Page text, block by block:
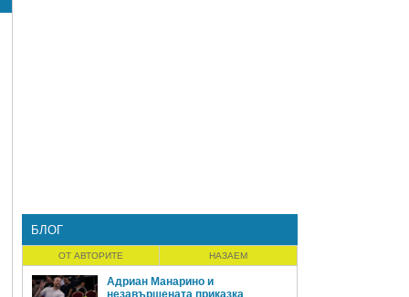
БЛОГ
ОТ АВТОРИТЕ НАЗАЕМ
Адриан Манарино и
незавършената приказка